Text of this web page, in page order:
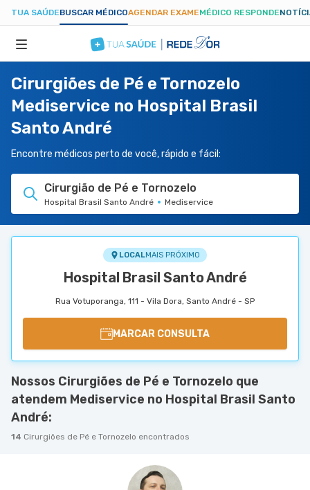
TUA SAÚDEBUSCAR MÉDICOAGENDAR EXAMEMÉDICO RESPONDE
ESPECIALIDADES
HOSPITAIS
TUASAUDE.COM
Cirurgiões de Pé e Tornozelo
Mediservice no Hospital Brasil
Santo André
Encontre médicos perto de você, rápido e fácil:
Cirurgião de Pé e Tornozelo
Hospital Brasil Santo André Mediservice
LOCALMAIS PRÓXIMO
Hospital Brasil Santo André
Rua Votuporanga, 111 - Vila Dora, Santo André - SP
MARCAR CONSULTA
Nossos Cirurgiões de Pé e Tornozelo que
atendem Mediservice no Hospital Brasil Santo
André:
14 Cirurgiões de Pé e Tornozelo encontrados